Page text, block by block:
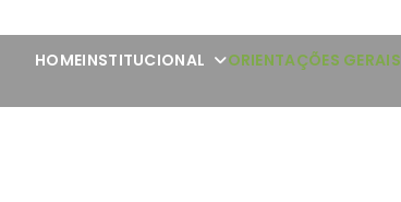
HOMEINSTITUCIONAL ORIENTAÇÕES GERAIS